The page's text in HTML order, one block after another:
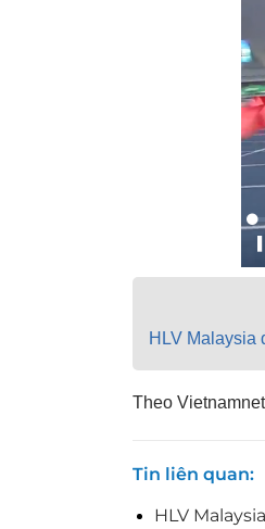
HLV Malaysia
Theo Vietnamnet
Tin liên quan
HLV